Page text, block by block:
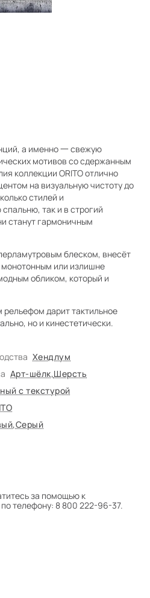
а именно 一 свежую
мотивов со сдержанным
коллекции ORITO отлично
на визуальную чистоту до
стилей и
так и в строгий
станут гармоничным
блеском, внесёт
монотонным или излишне
обликом, который и
дарит тактильное
но и кинестетически.
Хендлум
Арт-шёлк,Шерсть
с текстурой
,Серый
за помощью к
телефону: 8 800 222-96-37.